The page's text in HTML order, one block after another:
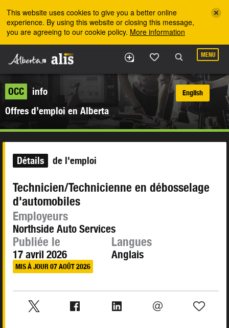
This website uses cookies to give you a better online
experience. By using this website or closing this message,
you are agreeing to our cookie policy. More information
MENU
OCC
info
Offres d’emploi en Alberta
English
Détails de l'emploi
Technicien/Technicienne en débosselage
d'automobiles
Employeurs
Northside Auto Services
Publiée le
17 avril 2026
MIS À JOUR 07 AOÛT 2026
Langues
Anglais